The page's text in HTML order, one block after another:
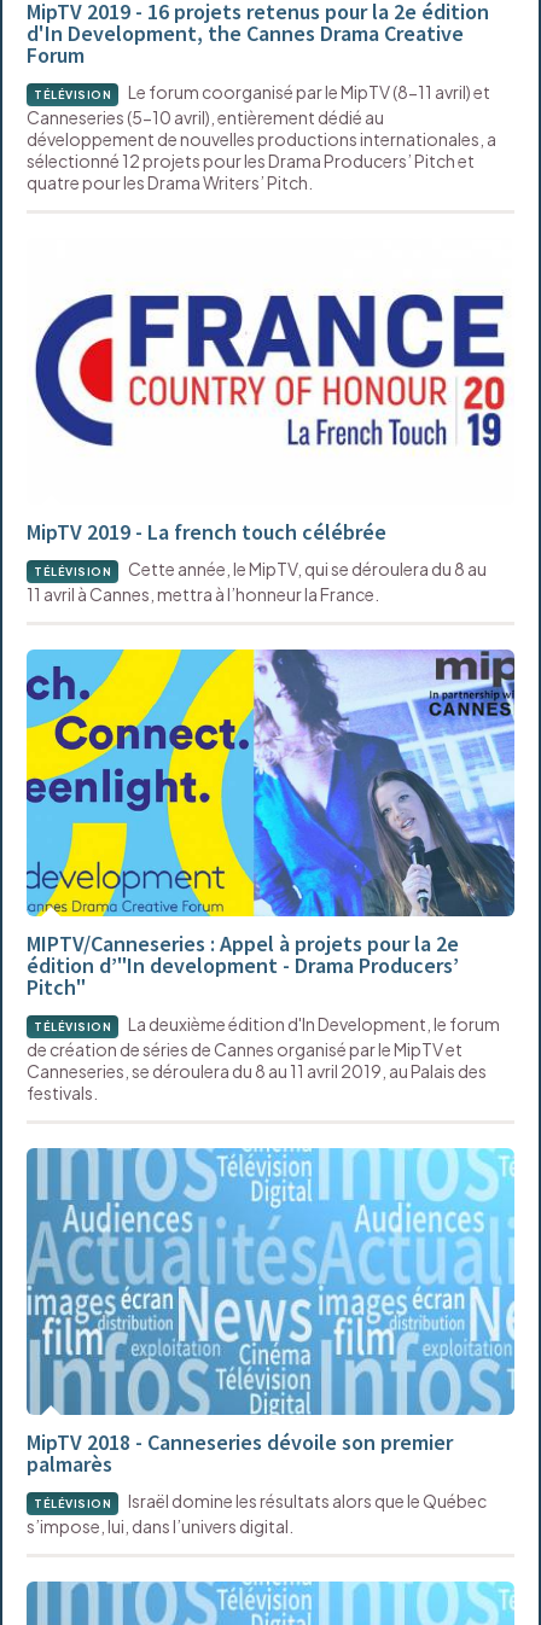
MipTV 2019 - 16 projets retenus pour la 2e édition
d'In Development, the Cannes Drama Creative
Forum
TÉLÉVISION
Le forum coorganisé par le MipTV (8-11 avril) et
Canneseries (5-10 avril), entièrement dédié au
développement de nouvelles productions internationales, a
sélectionné 12 projets pour les Drama Producers’ Pitch et
quatre pour les Drama Writers’ Pitch.
MipTV 2019 - La french touch célébrée
TÉLÉVISION
Cette année, le MipTV, qui se déroulera du 8 au
11 avril à Cannes, mettra à l’honneur la France.
MIPTV/Canneseries : Appel à projets pour la 2e
édition d’"In development - Drama Producers’
Pitch"
TÉLÉVISION
La deuxième édition d'In Development, le forum
de création de séries de Cannes organisé par le MipTV et
Canneseries, se déroulera du 8 au 11 avril 2019, au Palais des
festivals.
MipTV 2018 - Canneseries dévoile son premier
palmarès
TÉLÉVISION
Israël domine les résultats alors que le Québec
s’impose, lui, dans l’univers digital.